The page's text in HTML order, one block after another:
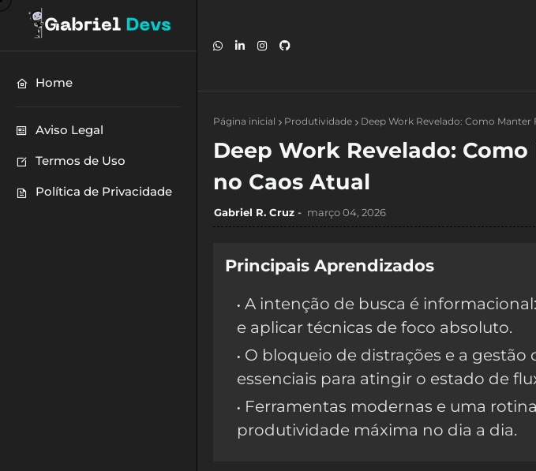
Home
Aviso Legal
Termos de Uso
Política de Privacidade
Página inicial Produtividade Deep Work Revelado: Como Manter
Deep Work Revelado:
no Caos Atual
Gabriel R. Cruz março 04, 2026
Principais Aprendizados
A intenção de busca é
e aplicar técnicas de foco absoluto.
O bloqueio de distrações e a gestão
essenciais para atingir o estado de
Ferramentas modernas e uma
produtividade máxima no dia a dia.